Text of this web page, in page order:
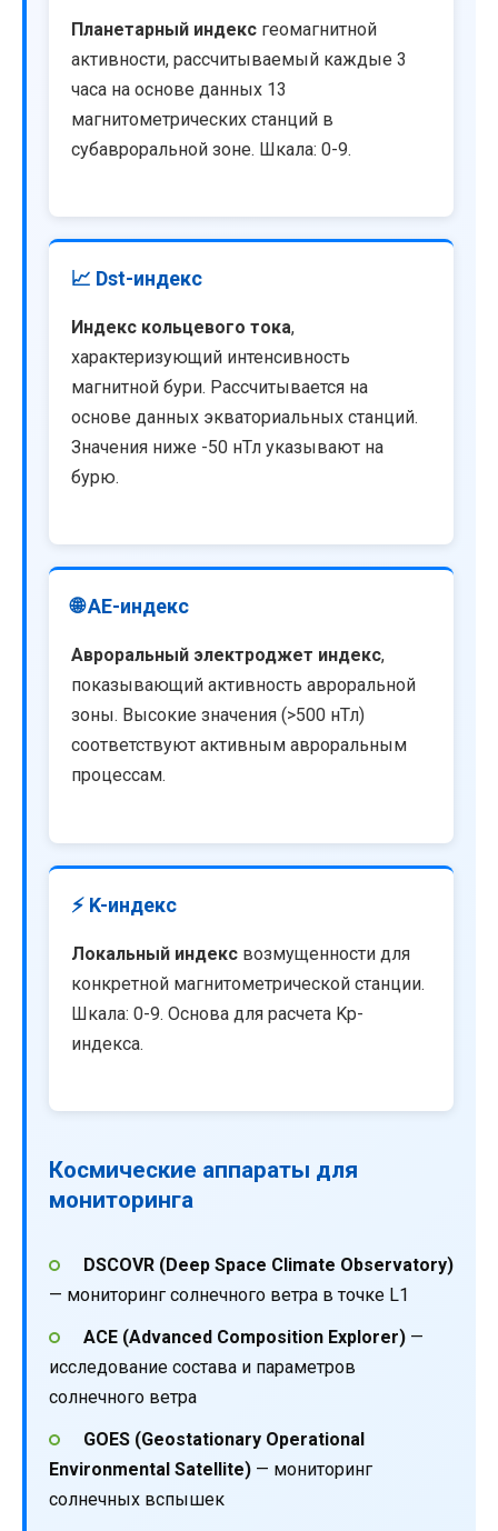
Планетарный индекс геомагнитной
активности, рассчитываемый каждые 3
часа на основе данных 13
магнитометрических станций в
субавроральной зоне. Шкала: 0-9.
📈 Dst-индекс
Индекс кольцевого тока,
характеризующий интенсивность
магнитной бури. Рассчитывается на
основе данных экваториальных станций.
Значения ниже -50 нТл указывают на
бурю.
🌐 AE-индекс
Авроральный электроджет индекс,
показывающий активность авроральной
зоны. Высокие значения (>500 нТл)
соответствуют активным авроральным
процессам.
⚡ K-индекс
Локальный индекс возмущенности для
конкретной магнитометрической станции.
Шкала: 0-9. Основа для расчета Kp-
индекса.
Космические аппараты для
мониторинга
DSCOVR (Deep Space Climate Observatory)
— мониторинг солнечного ветра в точке L1
ACE (Advanced Composition Explorer)—
исследование состава и параметров
солнечного ветра
GOES (Geostationary Operational
Environmental Satellite) — мониторинг
солнечных вспышек